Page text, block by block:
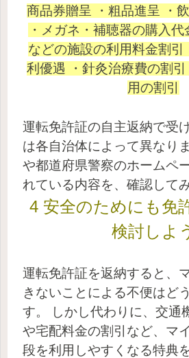
商品券贈呈 ・粗品進呈 ・
・メガネ・補聴器の購入
などの施設の利用料金割引
利優遇 ・針灸治療費の割
用の割引
運転免許証の自主返納で受
は各自治体によって異なり
や都道府県警察のホームペ
れている内容を、確認して
4 安全のためにも免
検討しよ
運転免許証を返納すると、
きないことによる不便はど
す。
しかし代わりに、交通
や宅配料金の割引など、マ
段を利用しやすくなる特典